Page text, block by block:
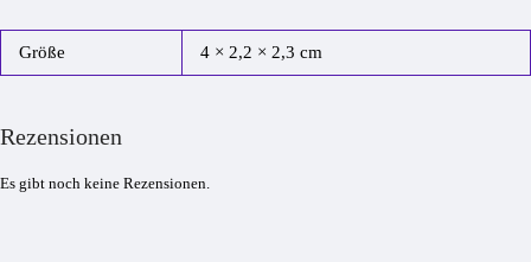
Größe 4 × 2,2 × 2,3 cm
Rezensionen
Es gibt noch keine Rezensionen.